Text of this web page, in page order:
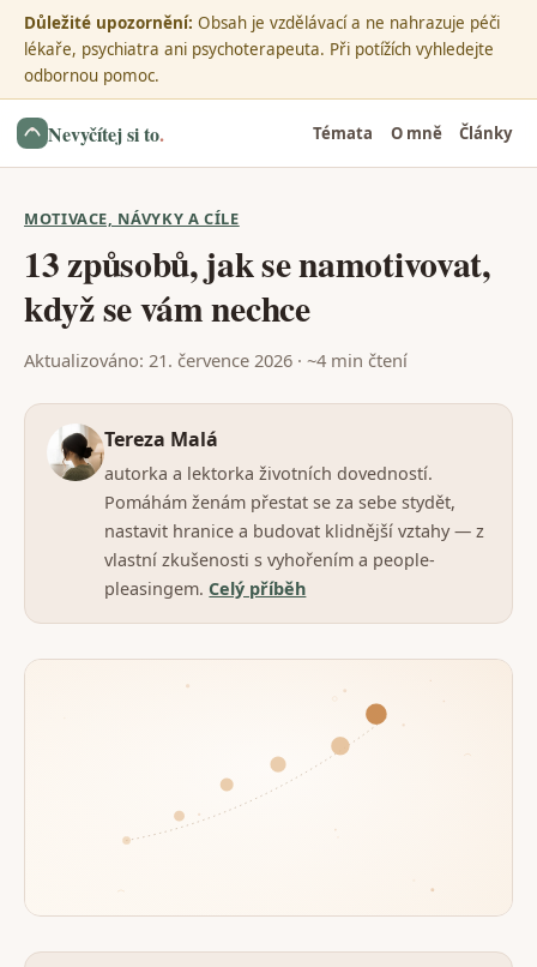
Důležité upozornění: Obsah je vzdělávací a ne nahrazuje péči
lékaře, psychiatra ani psychoterapeuta. Při potížích vyhledejte
odbornou pomoc.
Nevyčítej si to. Témata O mně Články
MOTIVACE, NÁVYKY A CÍLE
13 způsobů, jak se namotivovat,
když se vám nechce
Aktualizováno: 21. července 2026 · ~4 min čtení
Tereza Malá
autorka a lektorka životních dovedností.
Pomáhám ženám přestat se za sebe stydět,
nastavit hranice a budovat klidnější vztahy — z
vlastní zkušenosti s vyhořením a people-
pleasingem.Celý příběh